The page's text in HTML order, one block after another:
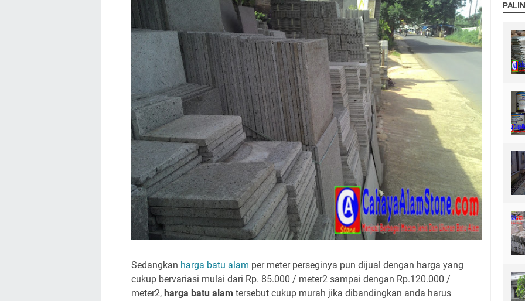
Sedangkan harga batu alam per meter perseginya pun dijual dengan harga yang
cukup bervariasi mulai dari Rp. 85.000 / meter2 sampai dengan Rp.120.000 /
meter2, harga batu alam tersebut cukup murah jika dibandingkan anda harus